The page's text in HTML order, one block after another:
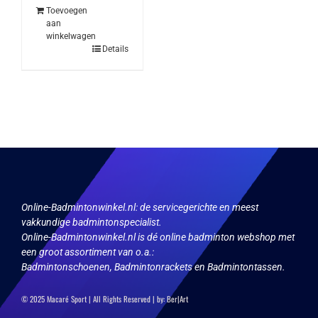
Toevoegen
aan
winkelwagen
Details
Online-Badmintonwinkel.nl:de servicegerichte en meest
vakkundige badmintonspecialist.
Online-Badmintonwinkel.nl is dé online badminton webshop met
een groot assortiment van o.a.:
Badmintonschoenen, Badmintonrackets en Badmintontassen.
© 2025 Macaré Sport | All Rights Reserved | by:Ber|Art